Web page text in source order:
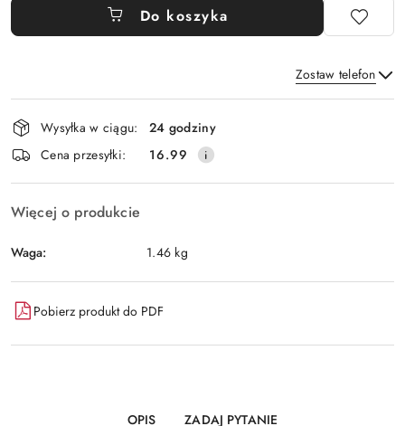
Do koszyka
Zostaw telefon
Wyślij
Dostępność
i
dostawa
Wysyłka w ciągu:
24 godziny
Cena przesyłki:
16.99
Więcej o produkcie
Waga: 1.46 kg
Pobierz produkt do PDF
OPIS ZADAJ PYTANIE